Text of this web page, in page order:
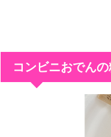
コンビニおでん